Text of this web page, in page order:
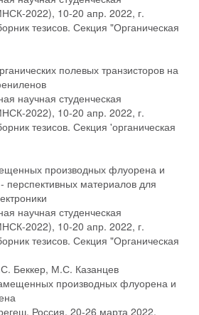
2022), 10-20 апр. 2022, г.
тезисов. Секция "Органическая
полевых транзисторов на
научная студенческая
2022), 10-20 апр. 2022, г.
тезисов. Секция 'органическая
производных флуорена и
перспективных материалов для
научная студенческая
2022), 10-20 апр. 2022, г.
тезисов. Секция "Органическая
Беккер, М.С. Казанцев
производных флуорена и
Россия, 20-26 марта 2022,